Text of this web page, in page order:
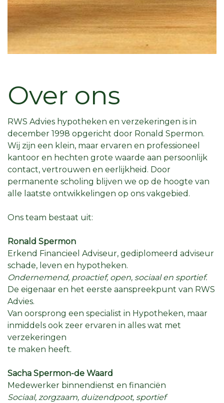
Over ons
RWS Advies hypotheken en verzekeringen is in
december 1998 opgericht door Ronald Spermon.
Wij zijn een klein, maar ervaren en professioneel
kantoor en hechten grote waarde aan persoonlijk
contact, vertrouwen en eerlijkheid. Door
permanente scholing blijven we op de hoogte van
alle laatste ontwikkelingen op ons vakgebied.
Ons team bestaat uit:
Ronald Spermon
Erkend Financieel Adviseur, gediplomeerd adviseur
schade, leven en hypotheken.
Ondernemend, proactief, open, sociaal en sportief.
De eigenaar en het eerste aanspreekpunt van RWS
Advies.
Van oorsprong een specialist in Hypotheken, maar
inmiddels ook zeer ervaren in alles wat met
verzekeringen
te maken heeft.
Sacha Spermon-de Waard
Medewerker binnendienst en financiën
Sociaal, zorgzaam, duizendpoot, sportief